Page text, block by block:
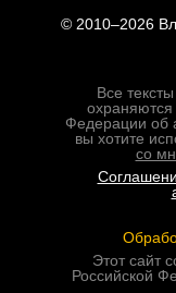
© 2010–2026
Все
охраняются
Федерации об
вы хотите
со
Этот сайт
Российской